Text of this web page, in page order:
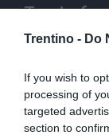
Trentino - Do
If you wish to
processing of
targeted
section to
Trento fra
domenica